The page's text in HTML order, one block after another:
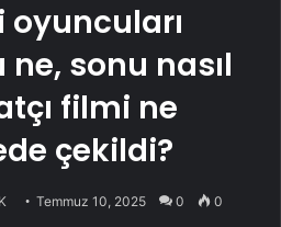
oyuncuları
sonu nasıl
filmi ne
çekildi?
Temmuz 10, 2025 0 0